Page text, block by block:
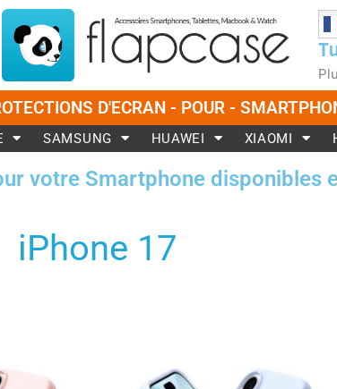
D'ECRAN - POUR -
SAMSUNG HUAWEI XIAOMI
votre Smartphone disponibles
iPhone 17